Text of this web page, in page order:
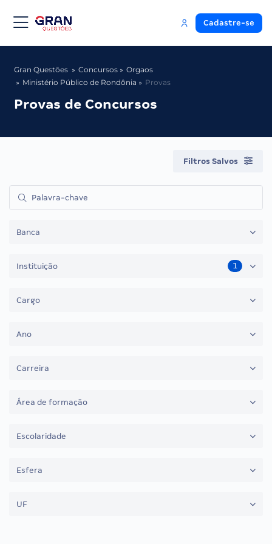
Cadastre-se
Gran Questões Concursos
Orgaos
Ministério Público de Rondônia
Provas
Provas de Concursos
Filtros Salvos
Banca
Instituição 1
Cargo
Ano
Carreira
Área de formação
Escolaridade
Esfera
UF